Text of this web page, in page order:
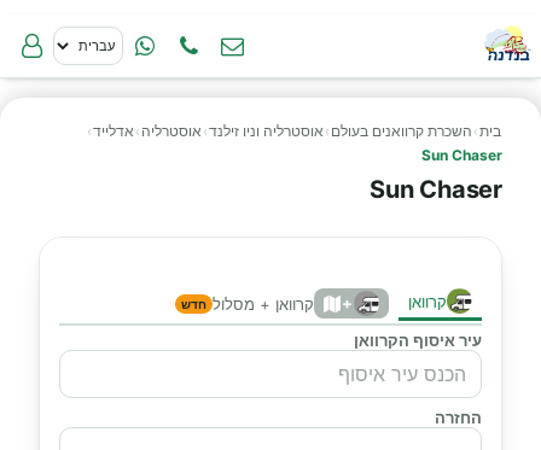
בית› השכרת קרוואנים בעולם › אוסטרליה וניו זילנד› אוסטרליה › אדלייד›
Sun Chaser
Sun Chaser
קרוואן + קרוואן + מסלול חדש
עיר איסוף הקרוואן
החזרה